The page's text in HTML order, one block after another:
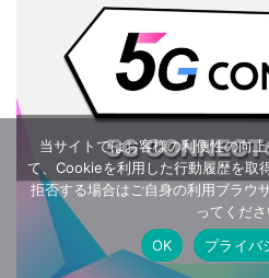
当サイトではお客様の利便性の向
て、Cookieを利用した行動履歴を取
拒否する場合はご自身の利用ブラウ
ってくださ
OK
プライバ